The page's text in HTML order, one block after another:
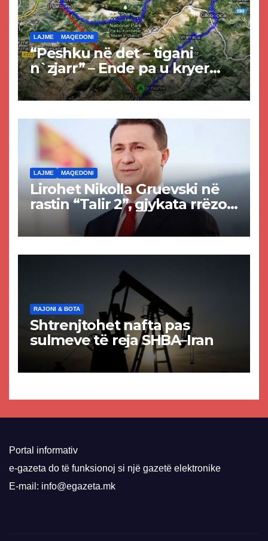
LAJME MAQEDONI
“Peshku në det – tigani
n`zjarr” – Ende pa u kryer
projekti i tunelit, komuna e
Tetovës nis punimet për
LAJME MAQEDONI
Lirohet Nikolla Gruevski në
rastin “Talir 2”, gjykata rrëzon
akuzat për ndërtimin e
paligjshëm të selisë së
RAJONI & BOTA
Shtrenjtohet nafta pas
sulmeve të reja SHBA–Iran
Portal informativ
e-gazeta do të funksionoj si një gazetë elektronike
E-mail: info@egazeta.mk